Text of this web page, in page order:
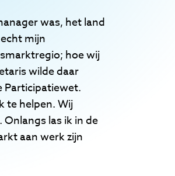
was, het land
mijn
hoe wij
wilde daar
Participatiewet.
te helpen. Wij
las ik in de
aan werk zijn